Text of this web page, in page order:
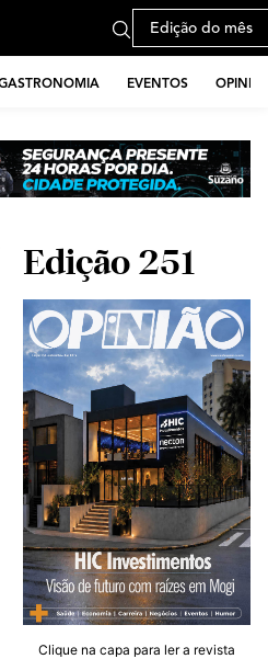
Edição do mês
EVENTOS
Edição 251
Clique na capa para ler a revista